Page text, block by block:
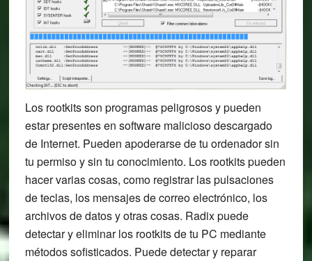
Los rootkits son programas peligrosos y pueden
estar presentes en software malicioso descargado
de Internet. Pueden apoderarse de tu ordenador sin
tu permiso y sin tu conocimiento. Los rootkits pueden
hacer varias cosas, como registrar las pulsaciones
de teclas, los mensajes de correo electrónico, los
archivos de datos y otras cosas. Radix puede
detectar y eliminar los rootkits de tu PC mediante
métodos sofisticados. Puede detectar y reparar